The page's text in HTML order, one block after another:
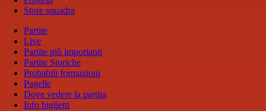
Store squadra
Partite
Live
Partite più importanti
Partite Storiche
Probabili formazioni
Pagelle
Dove vedere la partita
Info biglietti